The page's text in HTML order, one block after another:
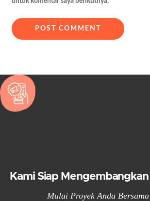
Kami Siap
Mulai Proyek Anda